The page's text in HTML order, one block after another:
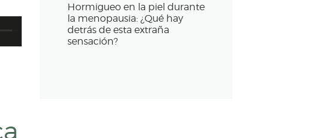
Hormigueo en la piel durante
la menopausia: ¿Qué hay
detrás de esta extraña
sensación?